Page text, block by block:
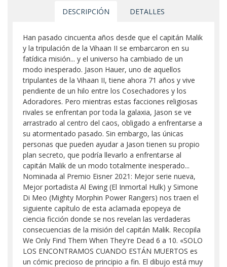
DESCRIPCIÓN DETALLES
Han pasado cincuenta años desde que el capitán Malik
y la tripulación de la Vihaan II se embarcaron en su
fatídica misión... y el universo ha cambiado de un
modo inesperado. Jason Hauer, uno de aquellos
tripulantes de la Vihaan II, tiene ahora 71 años y vive
pendiente de un hilo entre los Cosechadores y los
Adoradores. Pero mientras estas facciones religiosas
rivales se enfrentan por toda la galaxia, Jason se ve
arrastrado al centro del caos, obligado a enfrentarse a
su atormentado pasado. Sin embargo, las únicas
personas que pueden ayudar a Jason tienen su propio
plan secreto, que podría llevarlo a enfrentarse al
capitán Malik de un modo totalmente inesperado...
Nominada al Premio Eisner 2021: Mejor serie nueva,
Mejor portadista Al Ewing (El Inmortal Hulk) y Simone
Di Meo (Mighty Morphin Power Rangers) nos traen el
siguiente capítulo de esta aclamada epopeya de
ciencia ficción donde se nos revelan las verdaderas
consecuencias de la misión del capitán Malik. Recopila
We Only Find Them When They're Dead 6 a 10. «SOLO
LOS ENCONTRAMOS CUANDO ESTÁN MUERTOS es
un cómic precioso de principio a fin. El dibujo está muy